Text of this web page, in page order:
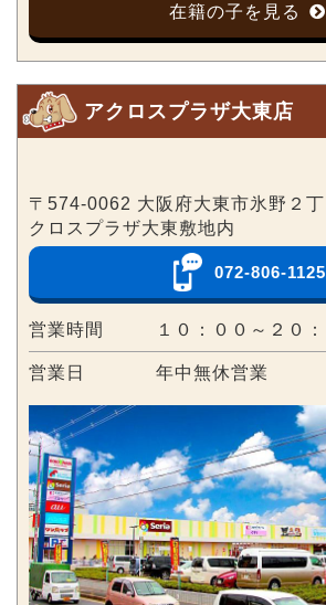
在籍の子を見る
アクロスプラザ大東店
〒574-0062 大阪府大東市氷野２
クロスプラザ大東敷地内
072-806-1125
営業時間 １０：００～２０
営業日 年中無休営業